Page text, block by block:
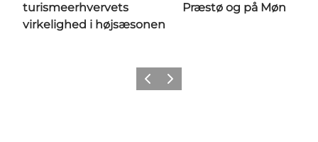
turismeerhvervets
virkelighed i højsæsonen
Præstø og på Møn
ForrigeNæste